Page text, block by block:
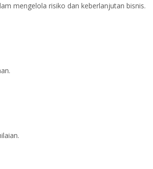
mengelola risiko dan keberlanjutan bisnis.